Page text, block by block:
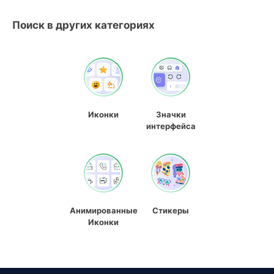
Поиск в других категориях
Иконки
Значки
интерфейса
Анимированные
Иконки
Стикеры